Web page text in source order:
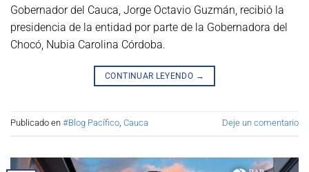
Gobernador del Cauca, Jorge Octavio Guzmán, recibió la
presidencia de la entidad por parte de la Gobernadora del
Chocó, Nubia Carolina Córdoba.
CONTINUAR LEYENDO →
Publicado en #Blog Pacífico, Cauca Deje un comentario